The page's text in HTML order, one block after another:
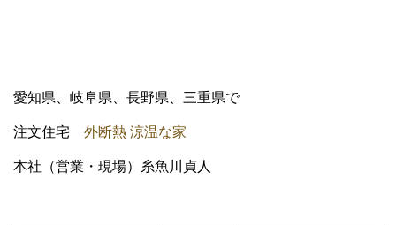
愛知県、岐阜県、長野県、三重県で
注文住宅 外断熱 涼温な家
本社（営業・現場）糸魚川貞人